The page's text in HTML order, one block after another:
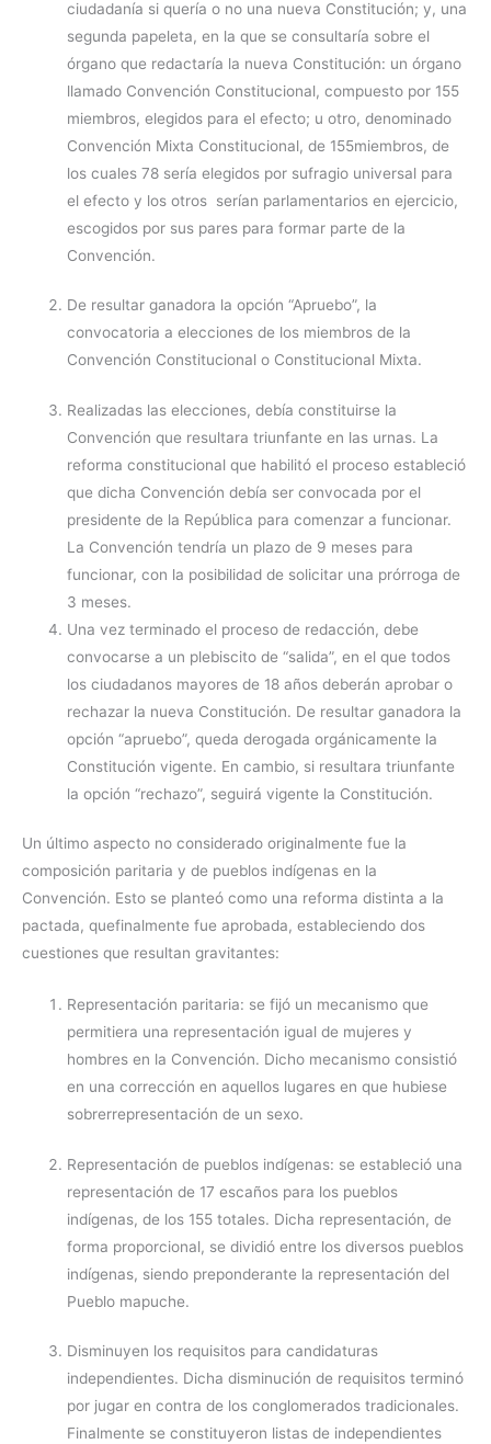
ciudadanía si quería o no una nueva Constitución; y, una
segunda papeleta, en la que se consultaría sobre el
órgano que redactaría la nueva Constitución: un órgano
llamado Convención Constitucional, compuesto por 155
miembros, elegidos para el efecto; u otro, denominado
Convención Mixta Constitucional, de 155miembros, de
los cuales 78 sería elegidos por sufragio universal para
el efecto y los otros serían parlamentarios en ejercicio,
escogidos por sus pares para formar parte de la
Convención.
De resultar ganadora la opción “Apruebo”, la
convocatoria a elecciones de los miembros de la
Convención Constitucional o Constitucional Mixta.
Realizadas las elecciones, debía constituirse la
Convención que resultara triunfante en las urnas. La
reforma constitucional que habilitó el proceso estableció
que dicha Convención debía ser convocada por el
presidente de la República para comenzar a funcionar.
La Convención tendría un plazo de 9 meses para
funcionar, con la posibilidad de solicitar una prórroga de
3 meses.
Una vez terminado el proceso de redacción, debe
convocarse a un plebiscito de “salida”, en el que todos
los ciudadanos mayores de 18 años deberán aprobar o
rechazar la nueva Constitución. De resultar ganadora la
opción “apruebo”, queda derogada orgánicamente la
Constitución vigente. En cambio, si resultara triunfante
la opción “rechazo”, seguirá vigente la Constitución.
Un último aspecto no considerado originalmente fue la
composición paritaria y de pueblos indígenas en la
Convención. Esto se planteó como una reforma distinta a la
pactada, quefinalmente fue aprobada, estableciendo dos
cuestiones que resultan gravitantes:
Representación paritaria: se fijó un mecanismo que
permitiera una representación igual de mujeres y
hombres en la Convención. Dicho mecanismo consistió
en una corrección en aquellos lugares en que hubiese
sobrerrepresentación de un sexo.
Representación de pueblos indígenas: se estableció una
representación de 17 escaños para los pueblos
indígenas, de los 155 totales. Dicha representación, de
forma proporcional, se dividió entre los diversos pueblos
indígenas, siendo preponderante la representación del
Pueblo mapuche.
Disminuyen los requisitos para candidaturas
independientes. Dicha disminución de requisitos terminó
por jugar en contra de los conglomerados tradicionales.
Finalmente se constituyeron listas de independientes